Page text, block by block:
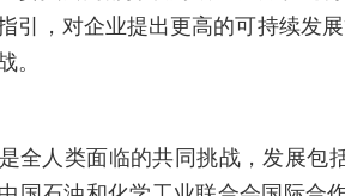
引，对企业提出更高的可持续发
。
全人类面临的共同挑战，发展包